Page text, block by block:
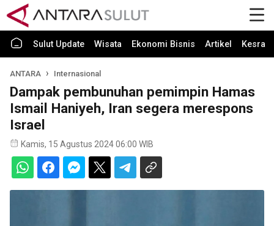
Sulut Update Wisata Ekonomi Bisnis Artikel Kesra
ANTARA Internasional
Dampak pembunuhan pemimpin Hamas
Ismail Haniyeh, Iran segera merespons
Israel
Kamis, 15 Agustus 2024 06:00 WIB